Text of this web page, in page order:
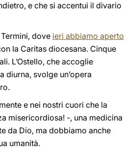
e che si accentui il divario
dove ieri abbiamo aperto
la Caritas diocesana. Cinque
L’Ostello, che accoglie
svolge un’opera
e nei nostri cuori che la
misericordiosa! -, una medicina
da Dio, ma dobbiamo anche
umanità.